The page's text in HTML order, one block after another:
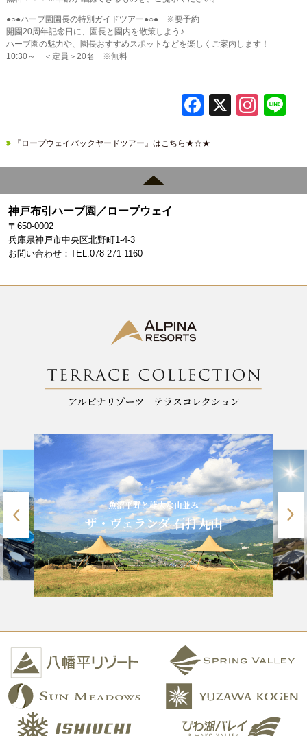
●○●ハーブ園園長の特別ガイドツアー●○● ※要予約
開園20周年記念日に、園長と園内を散策しよう♪
ハーブ園の魅力や、園長おすすめスポットなどを楽しくご案内します！
10:30～ ＜定員＞20名 ※無料
F
e
b
X In
gr
a
『ロープウェイバックヤードツアー』はこちら★☆★
神戸布引ハーブ園／ロープウェイ
〒650-0002
兵庫県神戸市中央区北野町1-4-3
お問い合わせ：TEL:078-271-1160
魚沼平野と雄大な山並み
ザ・ヴェランダ 石打丸山